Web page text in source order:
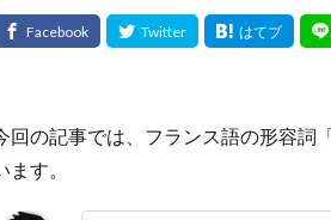
回の記事では、フランス語の形容詞
ます。